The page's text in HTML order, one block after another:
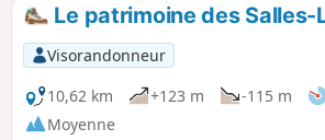
Le patrimoine des
Visorandonneur
10,62 km
+123 m -115 m
Moyenne